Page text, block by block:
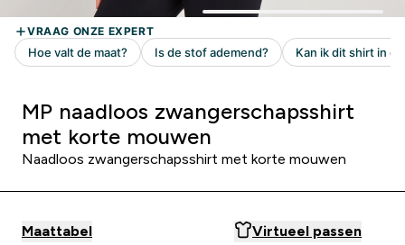
MP naadloos zwangerschapsshirt
met korte mouwen
Naadloos zwangerschapsshirt met korte mouwen
Maattabel Virtueel passen